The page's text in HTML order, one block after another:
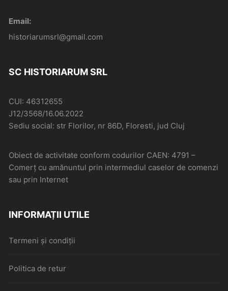
Email:
historiarumsrl@gmail.com
SC HISTORIARUM SRL
CUI: 46312655
J12/3568/16.06.2022
Sediu social: str Florilor, nr 86D, Floresti, jud Cluj
Obiect de activitate conform codurilor CAEN: 4791 –
Comerţ cu amănuntul prin intermediul caselor de comenzi
sau prin Internet
INFORMAȚII UTILE
Termeni și condiții
Politica de retur